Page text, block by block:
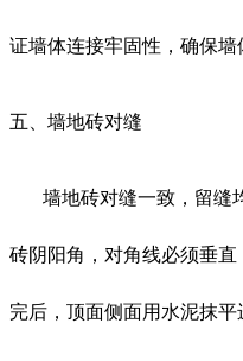
证墙体连接牢固性，确保墙
五、墙地砖对缝
墙地砖对缝一致，留缝
砖阴阳角，对角线必须垂
完后，顶面侧面用水泥抹平